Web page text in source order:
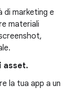
di marketing e
materiali
asset.
la tua app a un